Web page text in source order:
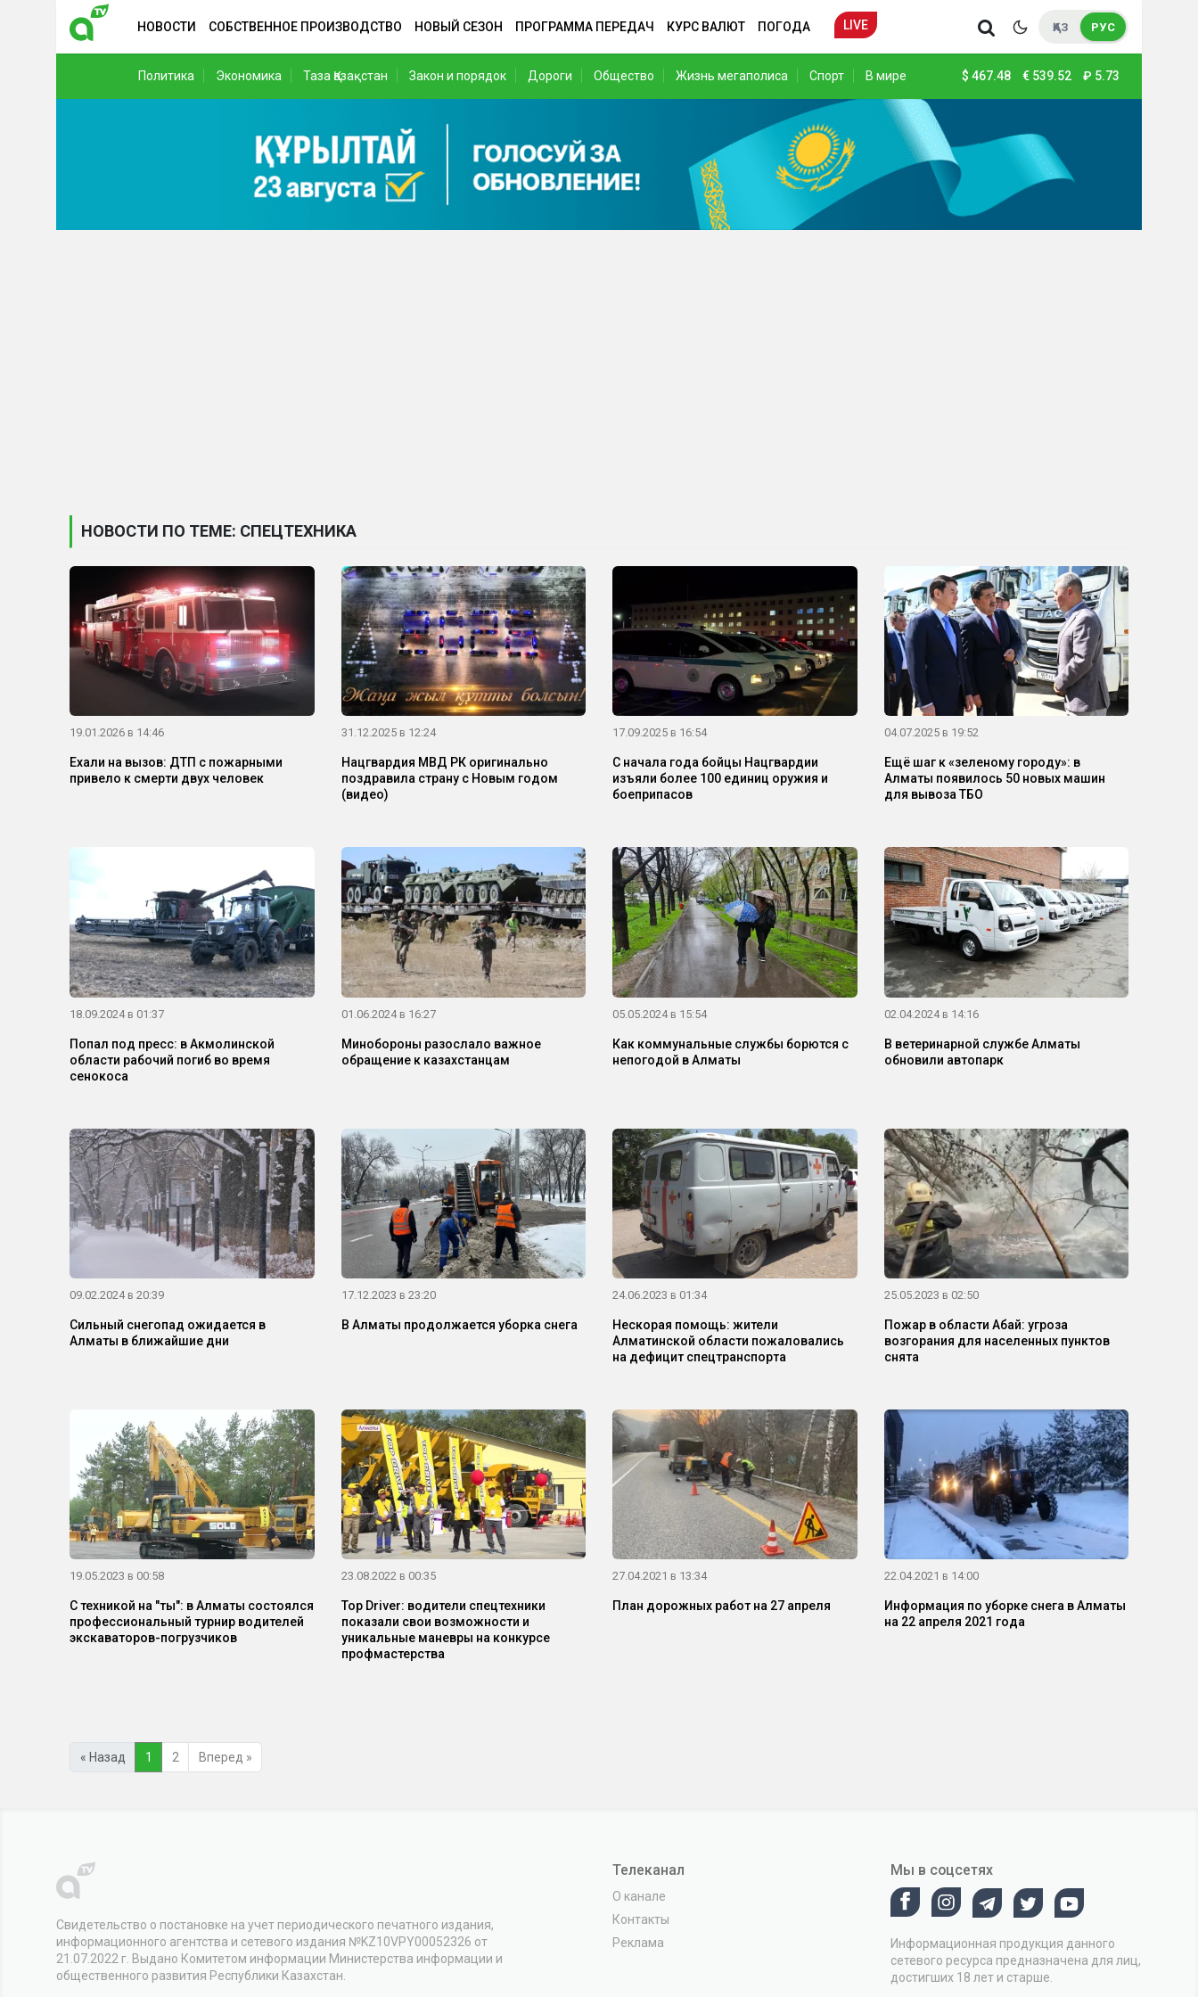
НОВОСТИ СОБСТВЕННОЕ ПРОИЗВОДСТВО НОВЫЙ СЕЗОН ПРОГРАММА ПЕРЕДАЧ КУРС ВАЛЮТ ПОГОДА LIVE ҚАЗ РУС
Политика Экономика Таза Қазақстан Закон и порядок Дороги Общество Жизнь мегаполиса Спорт В мире $ 467.48 € 539.52 ₽ 5.73
НОВОСТИ ПО ТЕМЕ: СПЕЦТЕХНИКА
19.01.2026 в 14:46
Ехали на вызов: ДТП с пожарными
привело к смерти двух человек
31.12.2025 в 12:24
Нацгвардия МВД РК оригинально
поздравила страну с Новым годом
(видео)
17.09.2025 в 16:54
С начала года бойцы Нацгвардии
изъяли более 100 единиц оружия и
боеприпасов
04.07.2025 в 19:52
Ещё шаг к «зеленому городу»: в
Алматы появилось 50 новых машин
для вывоза ТБО
18.09.2024 в 01:37
Попал под пресс: в Акмолинской
области рабочий погиб во время
сенокоса
01.06.2024 в 16:27
Минобороны разослало важное
обращение к казахстанцам
05.05.2024 в 15:54
Как коммунальные службы борются с
непогодой в Алматы
02.04.2024 в 14:16
В ветеринарной службе Алматы
обновили автопарк
09.02.2024 в 20:39
Сильный снегопад ожидается в
Алматы в ближайшие дни
17.12.2023 в 23:20
В Алматы продолжается уборка снега
24.06.2023 в 01:34
Нескорая помощь: жители
Алматинской области пожаловались
на дефицит спецтранспорта
25.05.2023 в 02:50
Пожар в области Абай: угроза
возгорания для населенных пунктов
снята
19.05.2023 в 00:58
С техникой на "ты": в Алматы состоялся
профессиональный турнир водителей
экскаваторов-погрузчиков
23.08.2022 в 00:35
Top Driver: водители спецтехники
показали свои возможности и
уникальные маневры на конкурсе
профмастерства
27.04.2021 в 13:34
План дорожных работ на 27 апреля
22.04.2021 в 14:00
Информация по уборке снега в Алматы
на 22 апреля 2021 года
« Назад 1 2 Вперед »
Свидетельство о постановке на учет периодического печатного издания,
информационного агентства и сетевого издания №KZ10VPY00052326 от
21.07.2022 г. Выдано Комитетом информации Министерства информации и
общественного развития Республики Казахстан.
Телеканал
О канале
Контакты
Реклама
Мы в соцсетях
Информационная продукция данного
сетевого ресурса предназначена для лиц,
достигших 18 лет и старше.